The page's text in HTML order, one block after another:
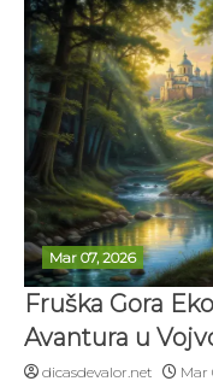
Mar 07, 2026
Fruška Gora
Avantura u
dicasdevalor.net Mar